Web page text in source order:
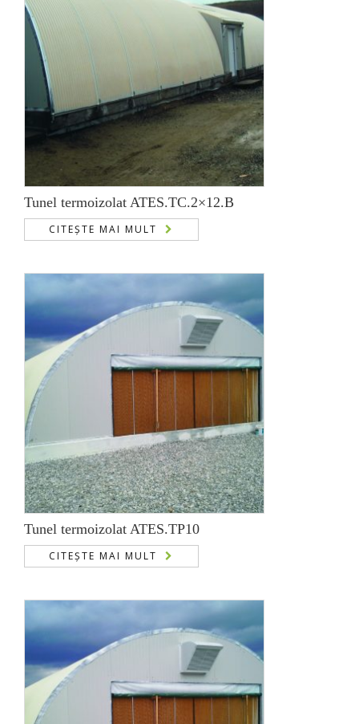
Tunel termoizolat ATES.TC.2×12.B
CITEȘTE MAI MULT
Tunel termoizolat ATES.TP10
CITEȘTE MAI MULT